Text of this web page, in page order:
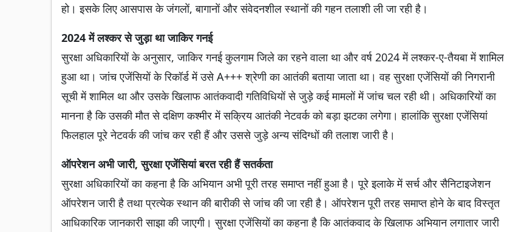
हो। इसके लिए आसपास के जंगलों, बागानों और संवेदनशील स्थानों की गहन तलाशी ली जा रही है।
2024 में लश्कर से जुड़ा था जाकिर गनई
सुरक्षा अधिकारियों के अनुसार, जाकिर गनई कुलगाम जिले का रहने वाला था और वर्ष 2024 में लश्कर-ए-तैयबा में शामिल
हुआ था। जांच एजेंसियों के रिकॉर्ड में उसे A+++ श्रेणी का आतंकी बताया जाता था। वह सुरक्षा एजेंसियों की निगरानी
सूची में शामिल था और उसके खिलाफ आतंकवादी गतिविधियों से जुड़े कई मामलों में जांच चल रही थी। अधिकारियों का
मानना है कि उसकी मौत से दक्षिण कश्मीर में सक्रिय आतंकी नेटवर्क को बड़ा झटका लगेगा। हालांकि सुरक्षा एजेंसियां
फिलहाल पूरे नेटवर्क की जांच कर रही हैं और उससे जुड़े अन्य संदिग्धों की तलाश जारी है।
ऑपरेशन अभी जारी, सुरक्षा एजेंसियां बरत रही हैं सतर्कता
सुरक्षा अधिकारियों का कहना है कि अभियान अभी पूरी तरह समाप्त नहीं हुआ है। पूरे इलाके में सर्च और सैनिटाइजेशन
ऑपरेशन जारी है तथा प्रत्येक स्थान की बारीकी से जांच की जा रही है। ऑपरेशन पूरी तरह समाप्त होने के बाद विस्तृत
आधिकारिक जानकारी साझा की जाएगी। सुरक्षा एजेंसियों का कहना है कि आतंकवाद के खिलाफ अभियान लगातार जारी